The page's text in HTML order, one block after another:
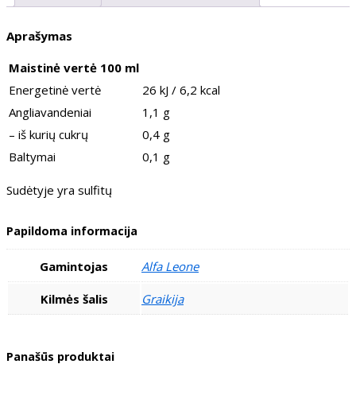
Aprašymas
Maistinė vertė 100 ml
Energetinė vertė
26 kJ / 6,2 kcal
Angliavandeniai
1,1 g
– iš kurių cukrų
0,4 g
Baltymai
0,1 g
Sudėtyje yra sulfitų
Papildoma informacija
Gamintojas Alfa Leone
Kilmės šalis Graikija
Panašūs produktai